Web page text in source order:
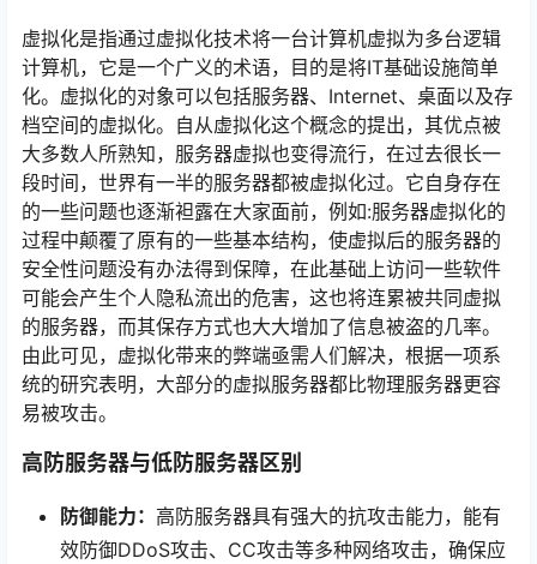
虚拟化是指通过虚拟化技术将一台计算机虚拟为多台逻辑
计算机，它是一个广义的术语，目的是将IT基础设施简单
化。虚拟化的对象可以包括服务器、Internet、桌面以及存
档空间的虚拟化。自从虚拟化这个概念的提出，其优点被
大多数人所熟知，服务器虚拟也变得流行，在过去很长一
段时间，世界有一半的服务器都被虚拟化过。它自身存在
的一些问题也逐渐袒露在大家面前，例如:服务器虚拟化的
过程中颠覆了原有的一些基本结构，使虚拟后的服务器的
安全性问题没有办法得到保障，在此基础上访问一些软件
可能会产生个人隐私流出的危害，这也将连累被共同虚拟
的服务器，而其保存方式也大大增加了信息被盗的几率。
由此可见，虚拟化带来的弊端亟需人们解决，根据一项系
统的研究表明，大部分的虚拟服务器都比物理服务器更容
易被攻击。
高防服务器与低防服务器区别
防御能力： 高防服务器具有强大的抗攻击能力，能有
效防御DDoS攻击、CC攻击等多种网络攻击，确保应